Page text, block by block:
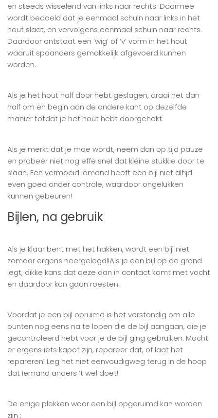
en steeds wisselend van links naar rechts. Daarmee
wordt bedoeld dat je eenmaal schuin naar links in het
hout slaat, en vervolgens eenmaal schuin naar rechts.
Daardoor ontstaat een ‘wig’ of ‘v’ vorm in het hout
waaruit spaanders gemakkelijk afgevoerd kunnen
worden.
Als je het hout half door hebt geslagen, draai het dan
half om en begin aan de andere kant op dezelfde
manier totdat je het hout hebt doorgehakt.
Als je merkt dat je moe wordt, neem dan op tijd pauze
en probeer niet nog effe snel dat kleine stukkie door te
slaan. Een vermoeid iemand heeft een bijl niet altijd
even goed onder controle, waardoor ongelukken
kunnen gebeuren!
Bijlen, na gebruik
Als je klaar bent met het hakken, wordt een bijl niet
zomaar ergens neergelegd!!Als je een bijl op de grond
legt, dikke kans dat deze dan in contact komt met vocht
en daardoor kan gaan roesten.
Voordat je een bijl opruimd is het verstandig om alle
punten nog eens na te lopen die de bijl aangaan, die je
gecontroleerd hebt voor je de bijl ging gebruiken. Mocht
er ergens iets kapot zijn, repareer dat, of laat het
repareren! Leg het niet eenvoudigweg terug in de hoop
dat iemand anders ’t wel doet!
De enige plekken waar een bijl opgeruimd kan worden
zijn :